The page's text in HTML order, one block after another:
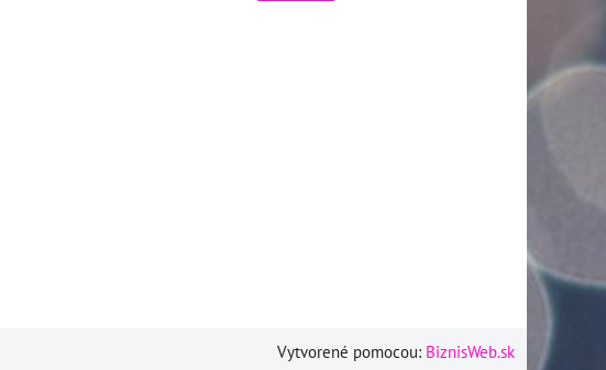
Vytvorené pomocou: BiznisWeb.sk